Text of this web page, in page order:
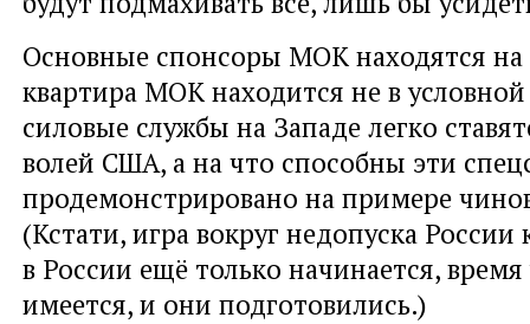
Основные спонсоры МОК находятся
квартира МОК находится не в
силовые службы на Западе легко
волей США, а на что способны эти
продемонстрировано на примере
(Кстати, игра вокруг недопуска
в России ещё только начинается, время
имеется, и они подготовились.)